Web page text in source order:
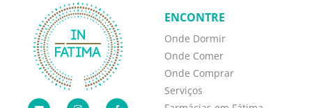
ENCONTRE
Onde Dormir
Onde Comer
Onde Comprar
Serviços